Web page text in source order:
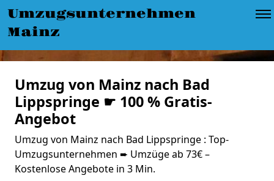
Umzugsunternehmen
Mainz
Umzug von Mainz nach Bad
Lippspringe ☛ 100 % Gratis-
Angebot
Umzug von Mainz nach Bad Lippspringe : Top-
Umzugsunternehmen ➨ Umzüge ab 73€ –
Kostenlose Angebote in 3 Min.